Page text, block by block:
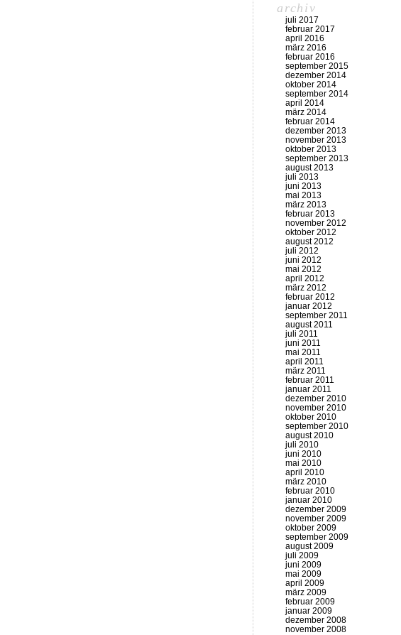
archiv
juli 2017
februar 2017
april 2016
märz 2016
februar 2016
september 2015
dezember 2014
oktober 2014
september 2014
april 2014
märz 2014
februar 2014
dezember 2013
november 2013
oktober 2013
september 2013
august 2013
juli 2013
juni 2013
mai 2013
märz 2013
februar 2013
november 2012
oktober 2012
august 2012
juli 2012
juni 2012
mai 2012
april 2012
märz 2012
februar 2012
januar 2012
september 2011
august 2011
juli 2011
juni 2011
mai 2011
april 2011
märz 2011
februar 2011
januar 2011
dezember 2010
november 2010
oktober 2010
september 2010
august 2010
juli 2010
juni 2010
mai 2010
april 2010
märz 2010
februar 2010
januar 2010
dezember 2009
november 2009
oktober 2009
september 2009
august 2009
juli 2009
juni 2009
mai 2009
april 2009
märz 2009
februar 2009
januar 2009
dezember 2008
november 2008